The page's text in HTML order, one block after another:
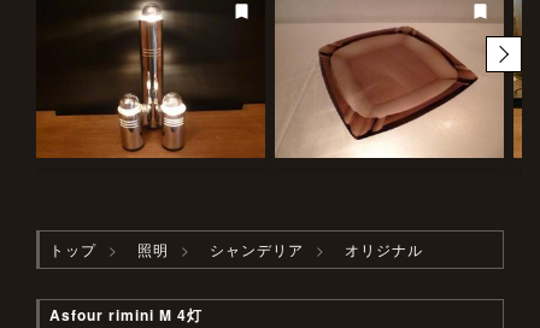
トップ 照明 シャンデリア オリジナル
Asfour rimini M 4灯